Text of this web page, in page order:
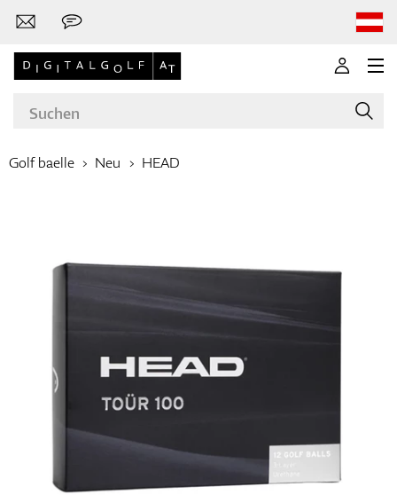
Bekleidung
Handschuhe
Golf baelle Neu HEAD